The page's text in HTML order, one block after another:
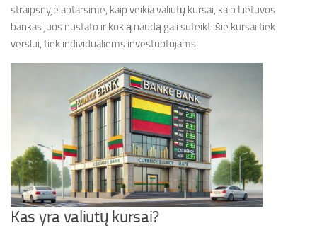
straipsnyje aptarsime, kaip veikia valiutų kursai, kaip Lietuvos
bankas juos nustato ir kokią naudą gali suteikti šie kursai tiek
verslui, tiek individualiems investuotojams.
Kas yra valiutų kursai?